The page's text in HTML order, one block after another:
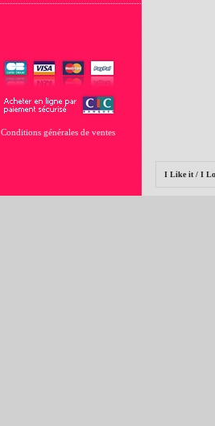
Conditions générales de ventes
I Like it / I